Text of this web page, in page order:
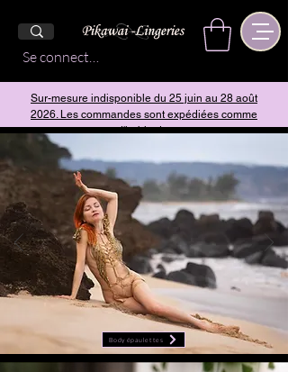
Se connecter
Sur-mesure indisponible du 25 juin au 28 août
2026. Les commandes sont expédiées comme
d'habitude.
Body épaulettes